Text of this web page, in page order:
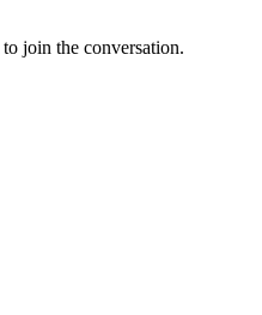
to join the conversation.